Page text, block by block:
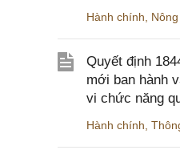
Hành chính
Quyết định
mới ban hành
vi chức năng
Hành chính